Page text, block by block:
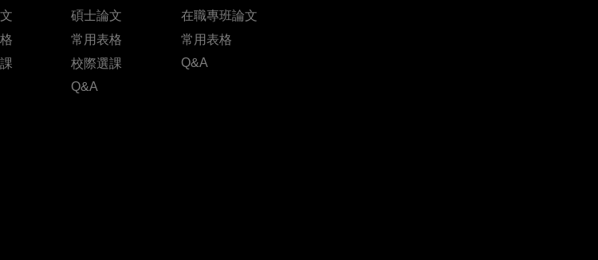
碩士論文
常用表格
校際選課
Q&A
在職專班論文
常用表格
Q&A